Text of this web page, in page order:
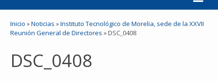
La ANFEI
Miembros
Inicio »Noticias »Instituto Tecnológico de Morelia, sede de la XXVII
Reunión General de Directores » DSC_0408
DSC_0408